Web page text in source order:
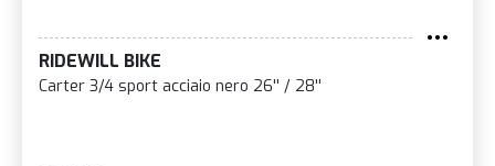
RIDEWILL BIKE
Carter 3/4 sport acciaio nero 26'' / 28''